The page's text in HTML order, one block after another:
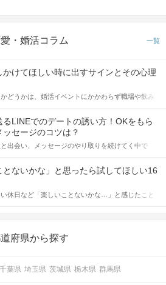
・婚活コラム 一覧
かけてほしい時に出すサインとその心理
どうかは、婚活イベントにかかわらず職場や飲み
きるかにも左右されます。 これから恋人作りを本
としている方は、女性が異性を求めて出すサイン
解し、正しい行動に移せるかどうかが重要。 この
が話しかけて欲しい時に出すサインとその心理を
な行動に繋げるべきかをご紹介していきます。
るLINEでのデートの誘い方！OKをもら
ッセージのコツは？
出会い、メッセージのやり取りを続けてく中で
は「どう誘ったらいいの？」とお困りの男性もいら
はないでしょうか。 そこで今回は、男性から女性へ
デートの誘い方のコツをご紹介します。例文も混じ
るので、ぜひ参考にしてください。
とないかな」と思ったら試してほしい16
休日など「楽しいことないかな…」と感じたこと
アイデアを集めました♪ いままさに楽しいことを探し
府県から探す
千葉県 埼玉県 茨城県 栃木県 群馬県